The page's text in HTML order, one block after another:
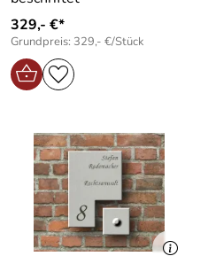
329,- €*
Grundpreis: 329,- €/Stück